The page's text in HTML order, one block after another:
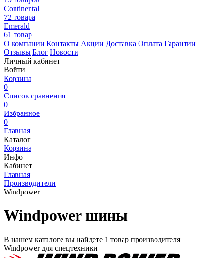
Continental
72 товара
Emerald
61 товар
О компании Контакты Акции Доставка Оплата Гарантии
Отзывы Блог Новости
Личный кабинет
Войти
Корзина
0
Список сравнения
0
Избранное
0
Главная
Каталог
Корзина
Инфо
Кабинет
Главная
Производители
Windpower
Windpower шины
В нашем каталоге вы найдете 1 товар производителя
Windpowerдля спецтехники